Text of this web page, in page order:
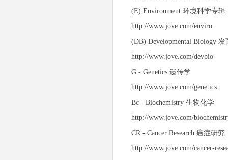
(E) Environment 环境科学专辑
http://www.jove.com/enviro
(DB) Developmental Biology
http://www.jove.com/devbio
G - Genetics 遗传学
http://www.jove.com/genetics
Bc - Biochemistry 生物化学
http://www.jove.com/
CR - Cancer Research 癌症研究
http://www.jove.com/cancer-